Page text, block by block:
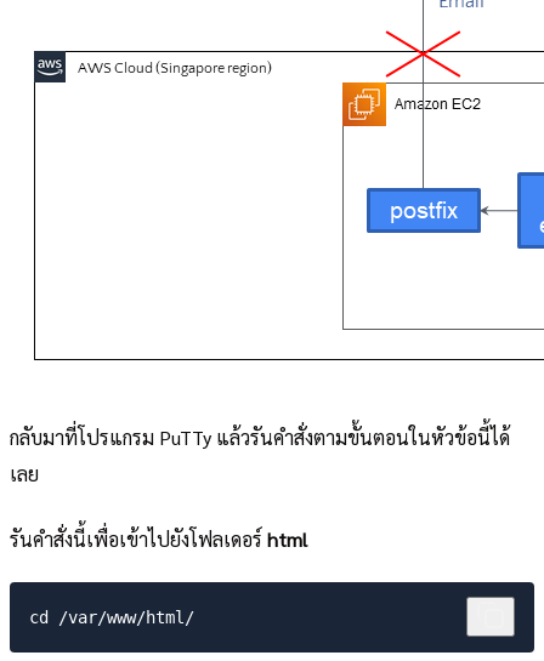
กลับมาที่โปรแกรม PuTTy แล้วรันคำสั่งตามขั้นตอนในหัวข้อนี้ได้
เลย
รันคำสั่งนี้เพื่อเข้าไปยังโฟลเดอร์ html